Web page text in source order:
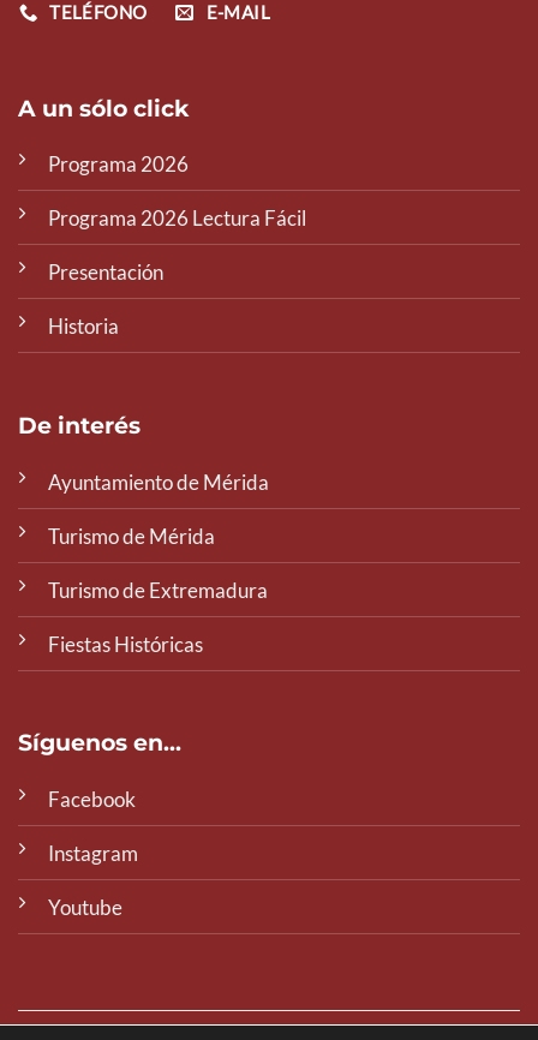
TELÉFONO E-MAIL
A un sólo click
Programa 2026
Programa 2026 Lectura Fácil
Presentación
Historia
De interés
Ayuntamiento de Mérida
Turismo de Mérida
Turismo de Extremadura
Fiestas Históricas
Síguenos en...
Facebook
Instagram
Youtube